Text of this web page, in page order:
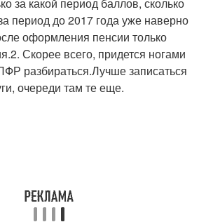
период до 2017 года уже наверно
оформления пенсии только
Скорее всего, придется ногами
разбираться.Лучше записаться
очереди там те еще.